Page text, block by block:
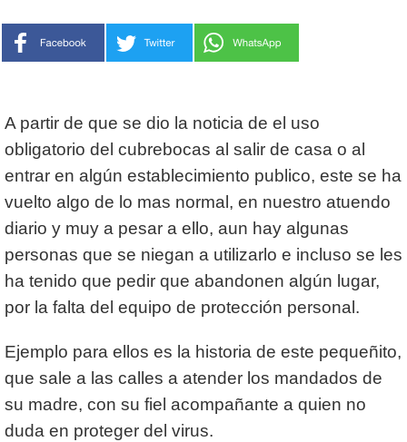
A partir de que se dio la noticia de el uso
obligatorio del cubrebocas al salir de casa o al
entrar en algún establecimiento publico, este se ha
vuelto algo de lo mas normal, en nuestro atuendo
diario y muy a pesar a ello, aun hay algunas
personas que se niegan a utilizarlo e incluso se les
ha tenido que pedir que abandonen algún lugar,
por la falta del equipo de protección personal.
Ejemplo para ellos es la historia de este pequeñito,
que sale a las calles a atender los mandados de
su madre, con su fiel acompañante a quien no
duda en proteger del virus.